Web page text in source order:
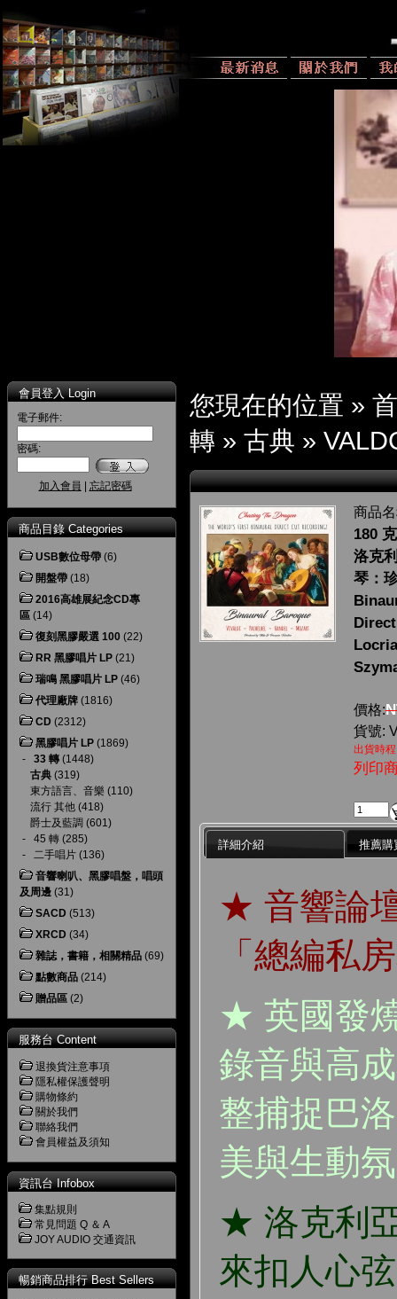
會員登入 Login
電子郵件:
密碼:
加入會員 忘記密碼
商品目錄 Categories
USB數位母帶 (6)
開盤帶 (18)
2016高雄展紀念CD專
區 (14)
復刻黑膠嚴選 100 (22)
RR 黑膠唱片 LP (21)
瑞鳴 黑膠唱片 LP (46)
代理廠牌 (1816)
CD (2312)
黑膠唱片 LP (1869)
- 33 轉 (1448)
古典 (319)
東方語言、音樂 (110)
流行 其他 (418)
爵士及藍調 (601)
- 45 轉 (285)
- 二手唱片 (136)
音響喇叭、黑膠唱盤，唱頭
及周邊 (31)
SACD (513)
XRCD (34)
雜誌，書籍，相關精品 (69)
點數商品 (214)
贈品區 (2)
服務台 Content
退換貨注意事項
隱私權保護聲明
購物條約
關於我們
聯絡我們
會員權益及須知
資訊台 Infobox
集點規則
常見問題 Q ＆ A
JOY AUDIO 交通資訊
暢銷商品排行 Best Sellers
您現在的位置 »
轉 » 古典 »
商品
180
洛克
琴：
價格:
貨號:
出貨時
列印
詳細介紹 推薦購
★ 音響論
「總編私
★ 英國發
錄音與高
整捕捉巴
美與生動
★ 洛克利
來扣人心